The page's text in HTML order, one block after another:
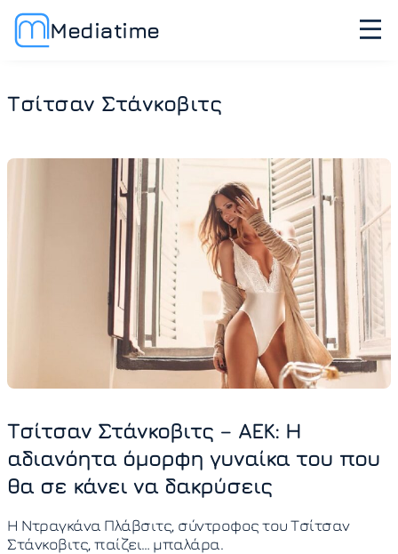
Mediatime
Τσίτσαν Στάνκοβιτς
Τσίτσαν Στάνκοβιτς – ΑΕΚ: Η
αδιανόητα όμορφη γυναίκα του που
θα σε κάνει να δακρύσεις
Η Ντραγκάνα Πλάβσιτς, σύντροφος του Τσίτσαν
Στάνκοβιτς, παίζει… μπαλάρα.